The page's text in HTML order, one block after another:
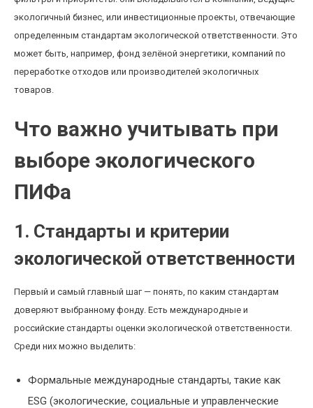
экологичный бизнес, или инвестиционные проекты, отвечающие
определенным стандартам экологической ответственности. Это
может быть, например, фонд зелёной энергетики, компаний по
переработке отходов или производителей экологичных
товаров.
Что важно учитывать при
выборе экологического
ПИФа
1. Стандарты и критерии
экологической ответственности
Первый и самый главный шаг — понять, по каким стандартам
доверяют выбранному фонду. Есть международные и
российские стандарты оценки экологической ответственности.
Среди них можно выделить:
Формальные международные стандарты, такие как
ESG (экологические, социальные и управленческие